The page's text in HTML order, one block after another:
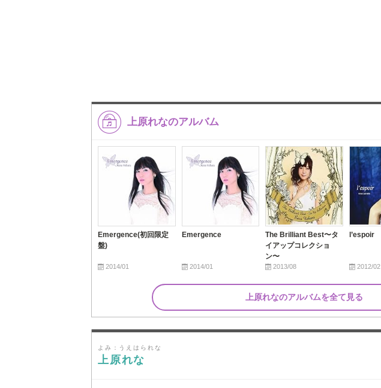
上原れなのアルバム
Emergence(初回限定
盤)
2014/01
Emergence
2014/01
The Brilliant Best〜タ
イアップコレクショ
ン〜
2013/08
l’espoir
2012/02
上原れなのアルバムを全て見る
よみ：うえはられな
上原れな